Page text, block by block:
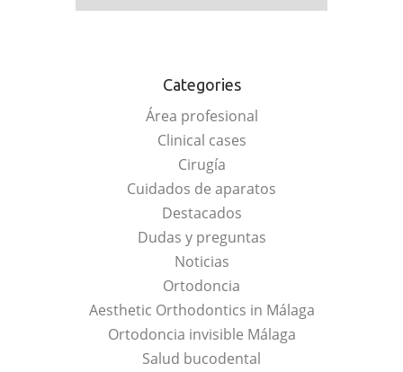
Categories
Área profesional
Clinical cases
Cirugía
Cuidados de aparatos
Destacados
Dudas y preguntas
Noticias
Ortodoncia
Aesthetic Orthodontics in Málaga
Ortodoncia invisible Málaga
Salud bucodental